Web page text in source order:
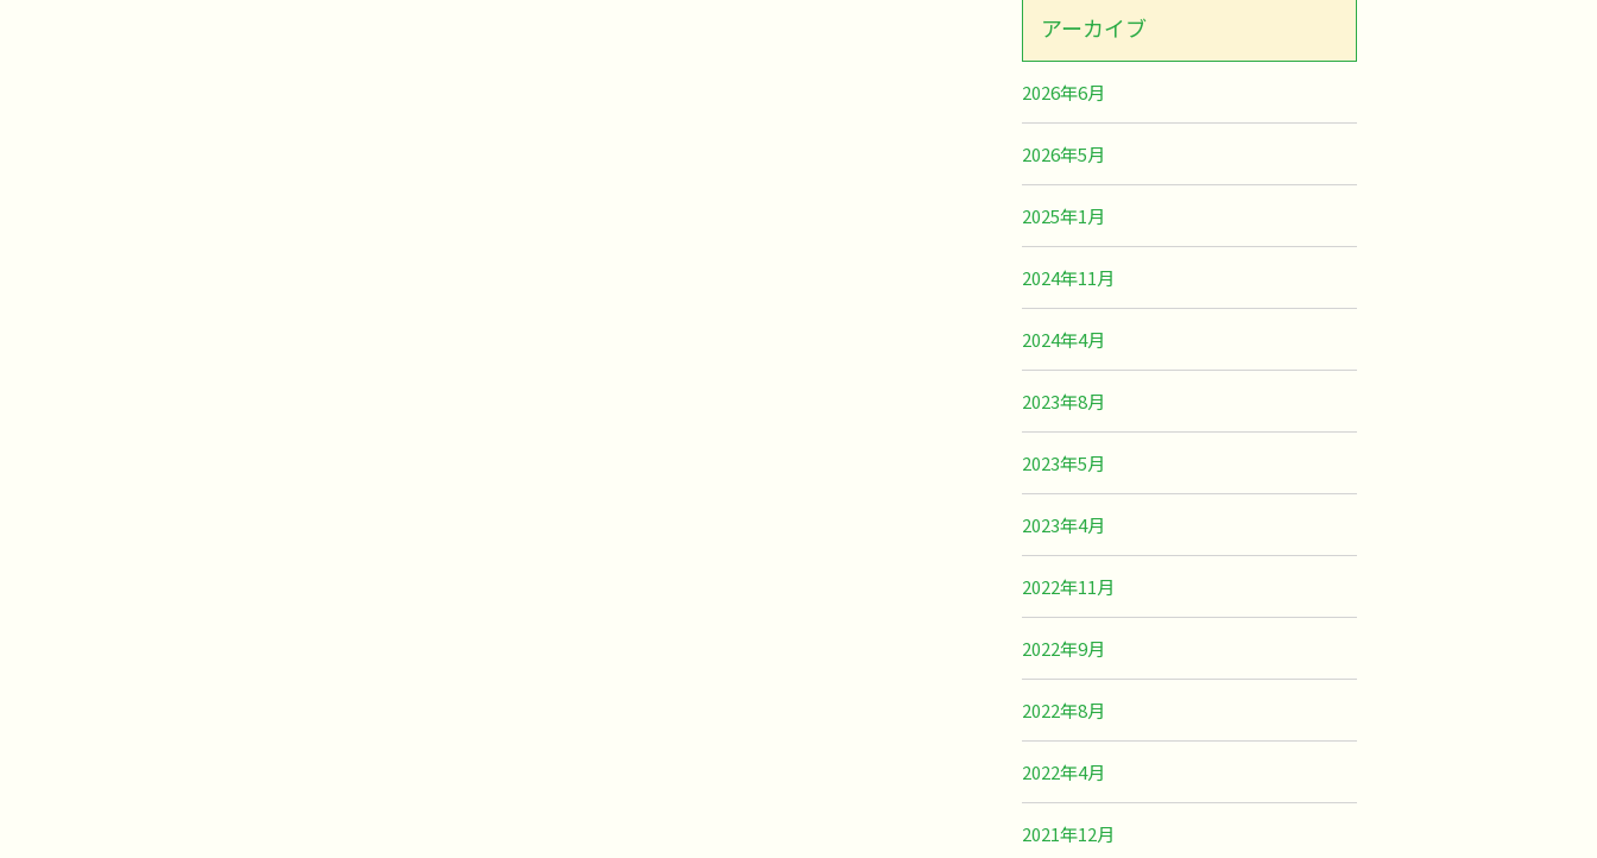
アーカイブ
2026年6月
2026年5月
2025年1月
2024年11月
2024年4月
2023年8月
2023年5月
2023年4月
2022年11月
2022年9月
2022年8月
2022年4月
2021年12月